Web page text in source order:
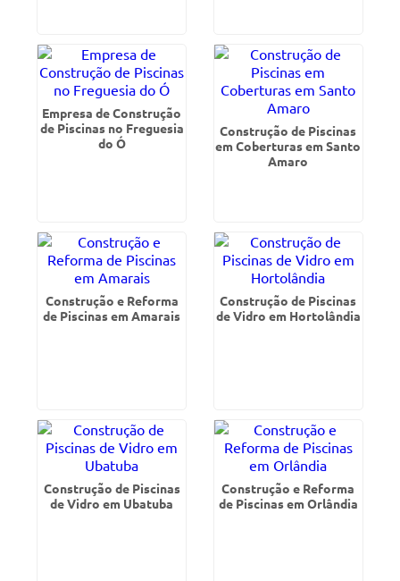
Empresa de Construção
de Piscinas no Freguesia
do Ó
Construção de Piscinas
em Coberturas em Santo
Amaro
Construção e Reforma
de Piscinas em Amarais
Construção de Piscinas
de Vidro em Hortolândia
Construção de Piscinas
de Vidro em Ubatuba
Construção e Reforma
de Piscinas em Orlândia